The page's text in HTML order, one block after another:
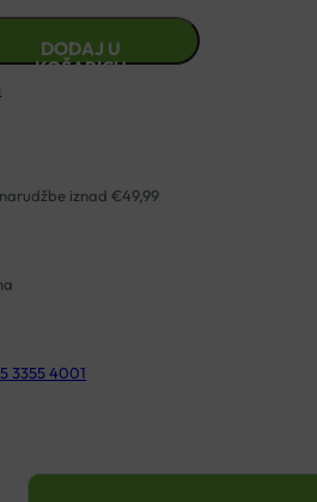
DODAJ U
KOŠARICU
iznad €49,99
3355 4001